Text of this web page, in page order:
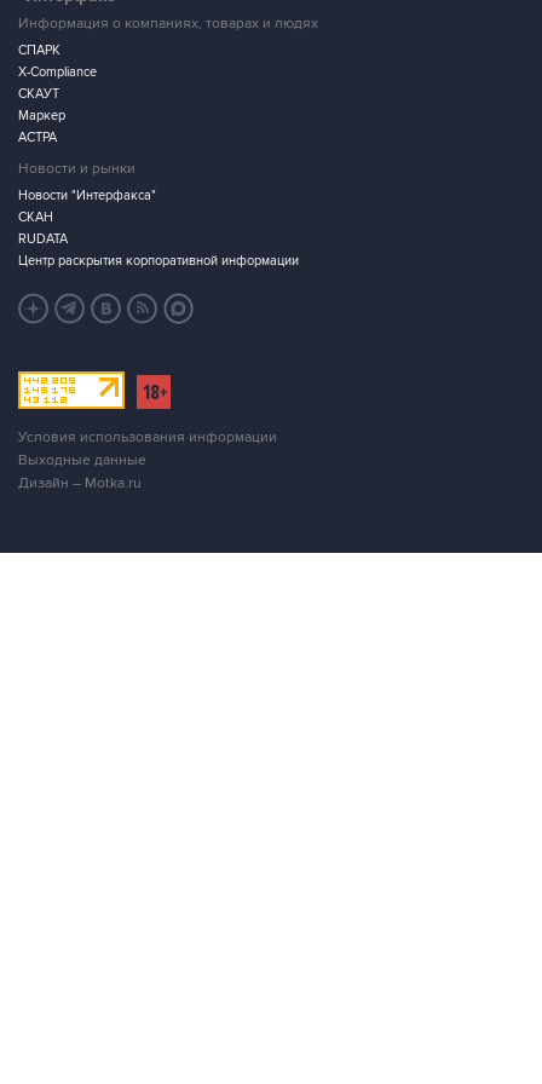
Информация о компаниях, товарах и людях
СПАРК
X-Compliance
СКАУТ
Маркер
АСТРА
Новости и рынки
Новости "Интерфакса"
СКАН
RUDATA
Центр раскрытия корпоративной информации
Условия использования информации
Выходные данные
Дизайн – Motka.ru